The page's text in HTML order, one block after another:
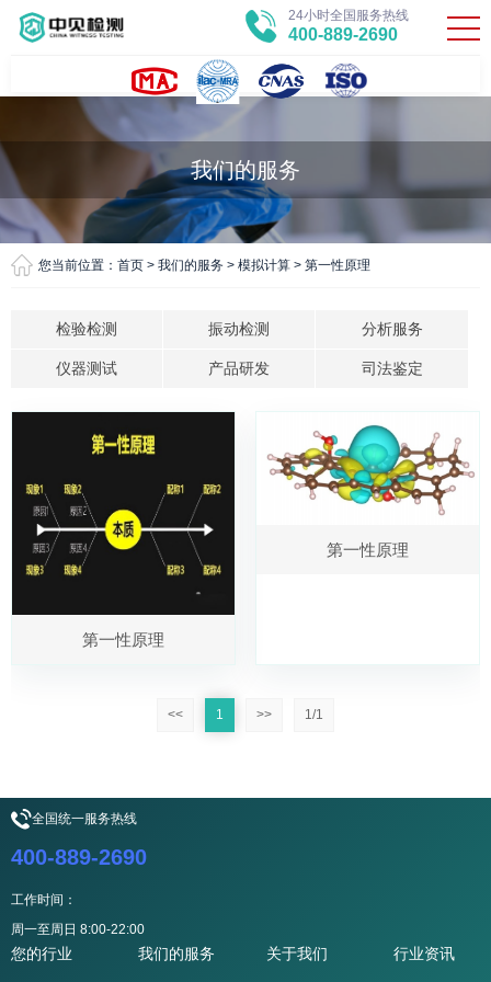
24小时全国服务热线
400-889-2690
我们的服务
您当前位置： 首页 > 我们的服务 > 模拟计算 > 第一性原理
检验检测 振动检测 分析服务
仪器测试 产品研发 司法鉴定
第一性原理
第一性原理
<< 1 >> 1/1
全国统一服务热线
400-889-2690
工作时间：
周一至周日 8:00-22:00
您的行业 我们的服务 关于我们 行业资讯